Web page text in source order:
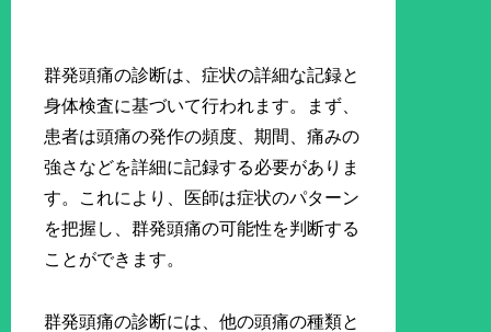
群発頭痛の診断は、症状の詳細な記録と
身体検査に基づいて行われます。まず、
患者は頭痛の発作の頻度、期間、痛みの
強さなどを詳細に記録する必要がありま
す。これにより、医師は症状のパターン
を把握し、群発頭痛の可能性を判断する
ことができます。
群発頭痛の診断には、他の頭痛の種類と